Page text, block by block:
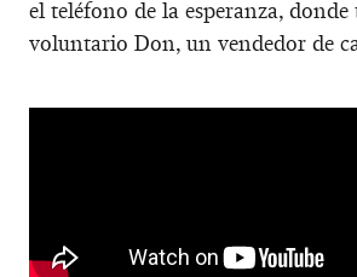
el teléfono de la esperanza,
voluntario Don, un vendedor de